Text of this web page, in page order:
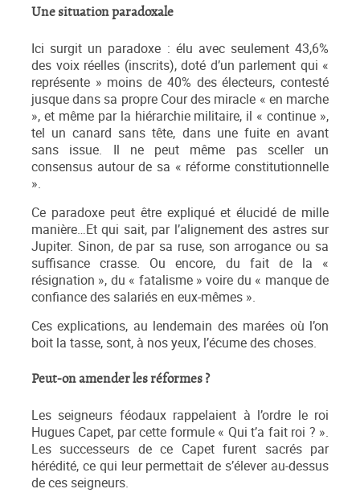
Une situation paradoxale
Ici surgit un paradoxe : élu avec seulement 43,6%
des voix réelles (inscrits), doté d’un parlement qui «
représente » moins de 40% des électeurs, contesté
jusque dans sa propre Cour des miracle « en marche
», et même par la hiérarchie militaire, il « continue »,
tel un canard sans tête, dans une fuite en avant
sans issue. Il ne peut même pas sceller un
consensus autour de sa « réforme constitutionnelle
».
Ce paradoxe peut être expliqué et élucidé de mille
manière…Et qui sait, par l’alignement des astres sur
Jupiter. Sinon, de par sa ruse, son arrogance ou sa
suffisance crasse. Ou encore, du fait de la «
résignation », du « fatalisme » voire du « manque de
confiance des salariés en eux-mêmes ».
Ces explications, au lendemain des marées où l’on
boit la tasse, sont, à nos yeux, l’écume des choses.
Peut-on amender les réformes ?
Les seigneurs féodaux rappelaient à l’ordre le roi
Hugues Capet, par cette formule « Qui t’a fait roi ? ».
Les successeurs de ce Capet furent sacrés par
hérédité, ce qui leur permettait de s’élever au-dessus
de ces seigneurs.